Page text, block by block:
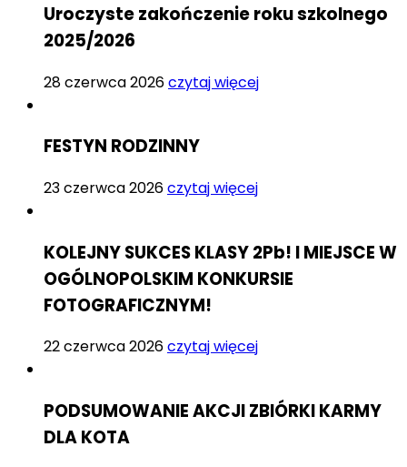
Uroczyste zakończenie roku szkolnego
2025/2026
28 czerwca 2026czytaj więcej
FESTYN RODZINNY
23 czerwca 2026czytaj więcej
KOLEJNY SUKCES KLASY 2Pb! I MIEJSCE W
OGÓLNOPOLSKIM KONKURSIE
FOTOGRAFICZNYM!
22 czerwca 2026czytaj więcej
PODSUMOWANIE AKCJI ZBIÓRKI KARMY
DLA KOTA